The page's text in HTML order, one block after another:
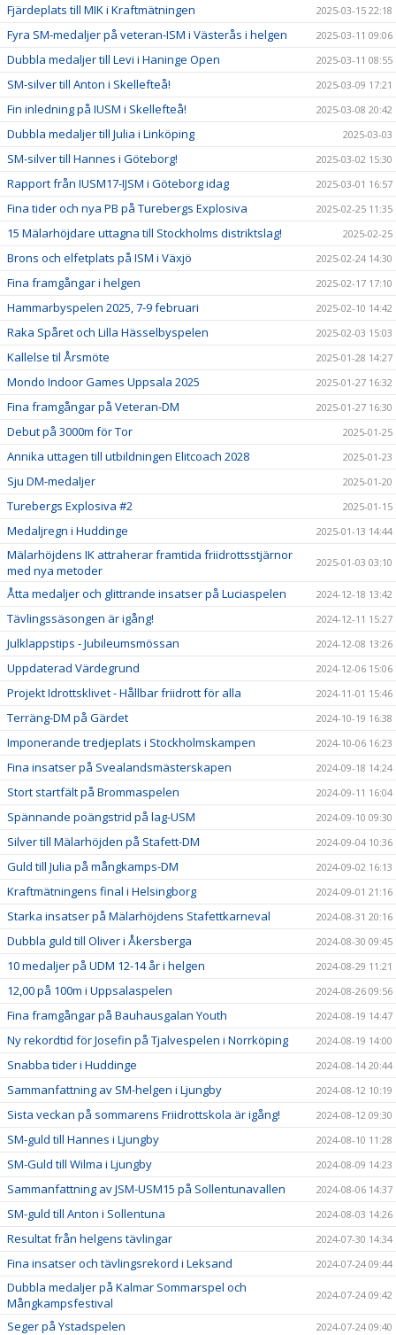
Fjärdeplats till MIK i Kraftmätningen 2025-03-15 22:18
Fyra SM-medaljer på veteran-ISM i Västerås i helgen 2025-03-11 09:06
Dubbla medaljer till Levi i Haninge Open 2025-03-11 08:55
SM-silver till Anton i Skellefteå! 2025-03-09 17:21
Fin inledning på IUSM i Skellefteå! 2025-03-08 20:42
Dubbla medaljer till Julia i Linköping 2025-03-03
SM-silver till Hannes i Göteborg! 2025-03-02 15:30
Rapport från IUSM17-IJSM i Göteborg idag 2025-03-01 16:57
Fina tider och nya PB på Turebergs Explosiva 2025-02-25 11:35
15 Mälarhöjdare uttagna till Stockholms distriktslag! 2025-02-25
Brons och elfetplats på ISM i Växjö 2025-02-24 14:30
Fina framgångar i helgen 2025-02-17 17:10
Hammarbyspelen 2025, 7-9 februari 2025-02-10 14:42
Raka Spåret och Lilla Hässelbyspelen 2025-02-03 15:03
Kallelse til Årsmöte 2025-01-28 14:27
Mondo Indoor Games Uppsala 2025 2025-01-27 16:32
Fina framgångar på Veteran-DM 2025-01-27 16:30
Debut på 3000m för Tor 2025-01-25
Annika uttagen till utbildningen Elitcoach 2028 2025-01-23
Sju DM-medaljer 2025-01-20
Turebergs Explosiva #2 2025-01-15
Medaljregn i Huddinge 2025-01-13 14:44
Mälarhöjdens IK attraherar framtida friidrottsstjärnor
med nya metoder
2025-01-03 03:10
Åtta medaljer och glittrande insatser på Luciaspelen 2024-12-18 13:42
Tävlingssäsongen är igång! 2024-12-11 15:27
Julklappstips - Jubileumsmössan 2024-12-08 13:26
Uppdaterad Värdegrund 2024-12-06 15:06
Projekt Idrottsklivet - Hållbar friidrott för alla 2024-11-01 15:46
Terräng-DM på Gärdet 2024-10-19 16:38
Imponerande tredjeplats i Stockholmskampen 2024-10-06 16:23
Fina insatser på Svealandsmästerskapen 2024-09-18 14:24
Stort startfält på Brommaspelen 2024-09-11 16:04
Spännande poängstrid på lag-USM 2024-09-10 09:30
Silver till Mälarhöjden på Stafett-DM 2024-09-04 10:36
Guld till Julia på mångkamps-DM 2024-09-02 16:13
Kraftmätningens final i Helsingborg 2024-09-01 21:16
Starka insatser på Mälarhöjdens Stafettkarneval 2024-08-31 20:16
Dubbla guld till Oliver i Åkersberga 2024-08-30 09:45
10 medaljer på UDM 12-14 år i helgen 2024-08-29 11:21
12,00 på 100m i Uppsalaspelen 2024-08-26 09:56
Fina framgångar på Bauhausgalan Youth 2024-08-19 14:47
Ny rekordtid för Josefin på Tjalvespelen i Norrköping 2024-08-19 14:00
Snabba tider i Huddinge 2024-08-14 20:44
Sammanfattning av SM-helgen i Ljungby 2024-08-12 10:19
Sista veckan på sommarens Friidrottskola är igång! 2024-08-12 09:30
SM-guld till Hannes i Ljungby 2024-08-10 11:28
SM-Guld till Wilma i Ljungby 2024-08-09 14:23
Sammanfattning av JSM-USM15 på Sollentunavallen 2024-08-06 14:37
SM-guld till Anton i Sollentuna 2024-08-03 14:26
Resultat från helgens tävlingar 2024-07-30 14:34
Fina insatser och tävlingsrekord i Leksand 2024-07-24 09:44
Dubbla medaljer på Kalmar Sommarspel och
Mångkampsfestival
2024-07-24 09:42
Seger på Ystadspelen 2024-07-24 09:40